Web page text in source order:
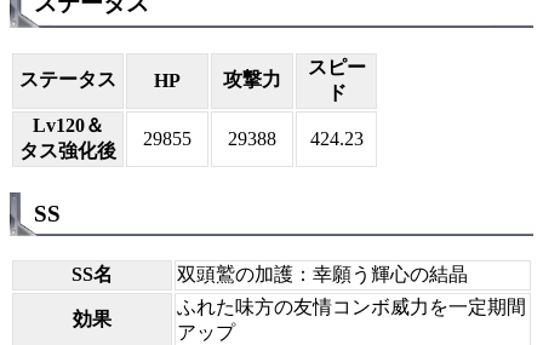
ステータス HP 攻撃力
スピー
ド
Lv120＆
タス強化後
29855 29388 424.23
SS
SS名 双頭鷲の加護：幸願う輝心の結晶
効果
ふれた味方の友情コンボ威力を一定期間
アップ